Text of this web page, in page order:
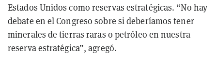
Estados Unidos como reservas estratégicas. “No hay
debate en el Congreso sobre si deberíamos tener
minerales de tierras raras o petróleo en nuestra
reserva estratégica”, agregó.